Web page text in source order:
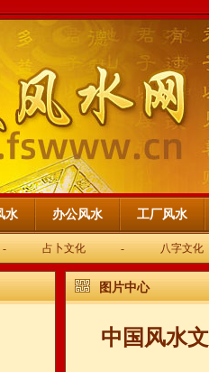
水 办公风水 工厂风水
- 占卜文化 - 八字文化
图片中心
中国风水